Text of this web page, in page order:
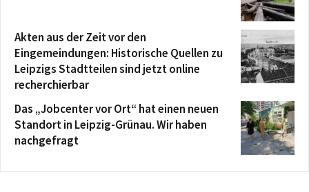
Akten aus der Zeit vor den
Eingemeindungen: Historische Quellen zu
Leipzigs Stadtteilen sind jetzt online
recherchierbar
Das „Jobcenter vor Ort“ hat einen neuen
Standort in Leipzig-Grünau. Wir haben
nachgefragt